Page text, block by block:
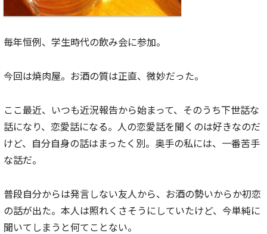
毎年恒例、学生時代の飲み会に参加。
今回は焼肉屋。お酒の質は正直、微妙だった。
ここ最近、いつも近況報告から始まって、そのうち下世話な
話になり、恋愛話になる。人の恋愛話を聞くのは好きなのだ
けど、自分自身の話はまったく別。奥手の私には、一番苦手
な話だ。
普段自分からは発言しない友人から、お酒の勢いからか初恋
の話が出た。本人は照れくさそうにしていたけど、今単純に
聞いてしまうと何てことない。